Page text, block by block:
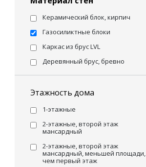
Керамический блок, кирпич
Газосиликтные блоки
Каркас из брус LVL
Деревянный брус, бревно
Этажность дома
1-этажные
2-этажные, второй этаж
мансардный
2-этажные, второй этаж
мансардный, меньшей площади,
чем первый этаж